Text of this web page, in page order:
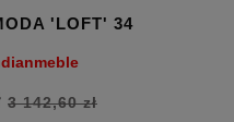
'LOFT' 34
3 142,60 zł